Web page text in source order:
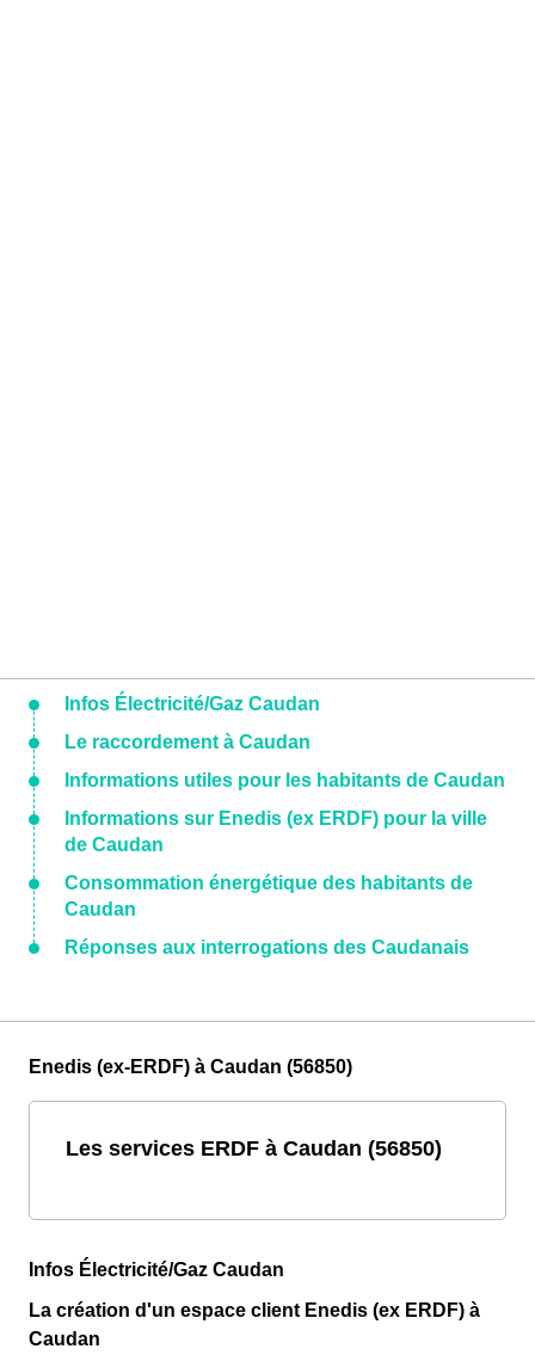
Infos Électricité/Gaz Caudan
Le raccordement à Caudan
Informations utiles pour les habitants de Caudan
Informations sur Enedis (ex ERDF) pour la ville
de Caudan
Consommation énergétique des habitants de
Caudan
Réponses aux interrogations des Caudanais
Enedis (ex-ERDF) à Caudan (56850)
Les services ERDF à Caudan (56850)
Infos Électricité/Gaz Caudan
La création d'un espace client Enedis (ex ERDF) à
Caudan